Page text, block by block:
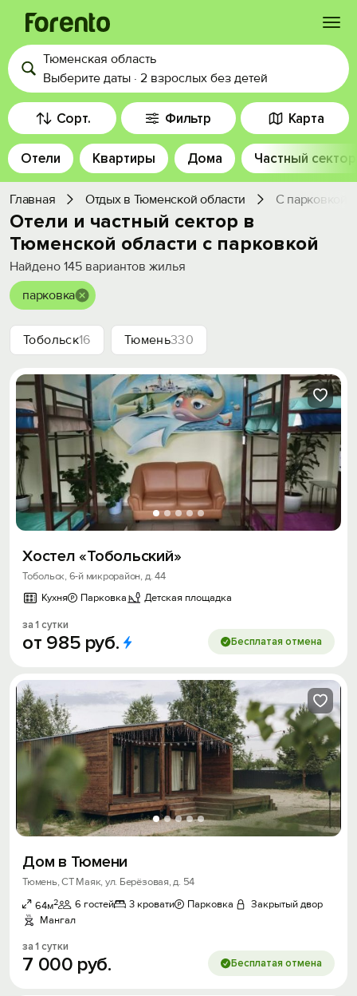
Войти
Избранное
История просмотра
Добавить свой объект
Тюменская область
Выберите даты · 2 взрослых без детей
Сорт. Фильтр Карта
Отели Квартиры Дома Частный сектор
Главная Отдых в Тюменской области С парковкой
Отели и частный сектор в
Тюменской области с парковкой
Найдено 145 вариантов жилья
парковка
Тобольск16 Тюмень330
Хостел «Тобольский»
Тобольск, 6-й микрорайон, д. 44
Кухня
Парковка Детская площадка
за 1 сутки
от 985 руб. Бесплатая отмена
Дом в Тюмени
Тюмень, СТ Маяк, ул. Берёзовая, д. 54
64м2 6 гостей 3 кровати Парковка
Закрытый двор
Мангал
за 1 сутки
7 000 руб. Бесплатая отмена